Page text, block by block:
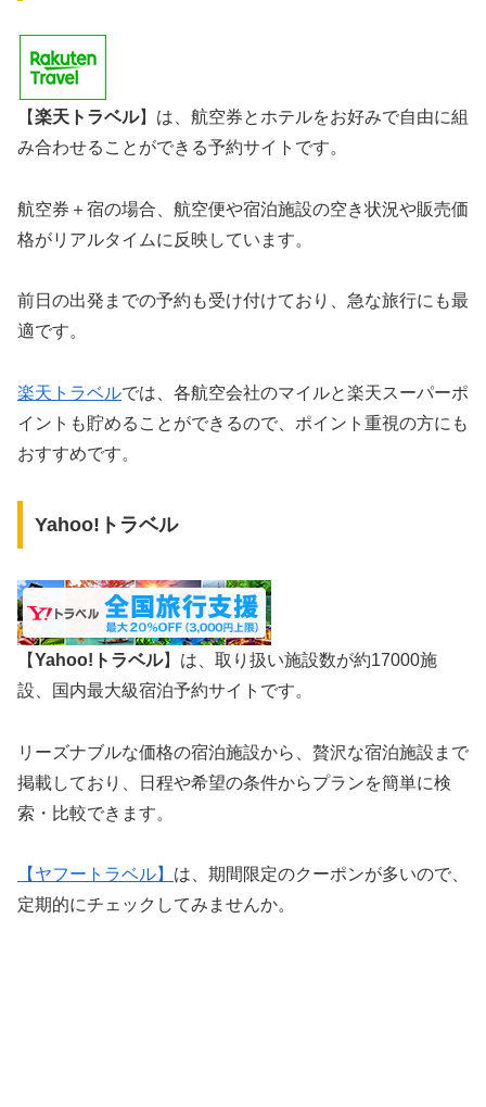
【楽天トラベル】は、航空券とホテルをお好みで自由に組
み合わせることができる予約サイトです。
航空券＋宿の場合、航空便や宿泊施設の空き状況や販売価
格がリアルタイムに反映しています。
前日の出発までの予約も受け付けており、急な旅行にも最
適です。
楽天トラベルでは、各航空会社のマイルと楽天スーパーポ
イントも貯めることができるので、ポイント重視の方にも
おすすめです。
Yahoo!トラベル
【Yahoo!トラベル】は、取り扱い施設数が約17000施
設、国内最大級宿泊予約サイトです。
リーズナブルな価格の宿泊施設から、贅沢な宿泊施設まで
掲載しており、日程や希望の条件からプランを簡単に検
索・比較できます。
【ヤフートラベル】 は、期間限定のクーポンが多いので、
定期的にチェックしてみませんか。